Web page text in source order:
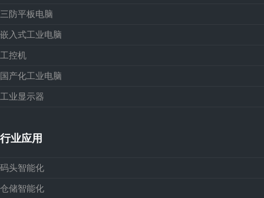
三防平板电脑
嵌入式工业电脑
工控机
国产化工业电脑
工业显示器
行业应用
码头智能化
仓储智能化